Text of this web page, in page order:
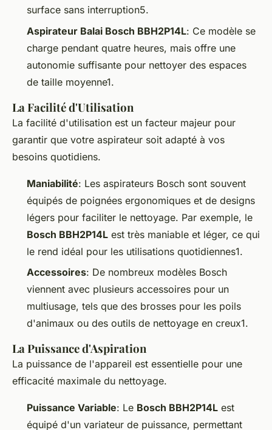
surface sans interruption5.
Aspirateur Balai Bosch BBH2P14L: Ce modèle se
charge pendant quatre heures, mais offre une
autonomie suffisante pour nettoyer des espaces
de taille moyenne1.
La Facilité d'Utilisation
La facilité d'utilisation est un facteur majeur pour
garantir que votre aspirateur soit adapté à vos
besoins quotidiens.
Maniabilité: Les aspirateurs Bosch sont souvent
équipés de poignées ergonomiques et de designs
légers pour faciliter le nettoyage. Par exemple, le
Bosch BBH2P14L est très maniable et léger, ce qui
le rend idéal pour les utilisations quotidiennes1.
Accessoires: De nombreux modèles Bosch
viennent avec plusieurs accessoires pour un
multiusage, tels que des brosses pour les poils
d'animaux ou des outils de nettoyage en creux1.
La Puissance d'Aspiration
La puissance de l'appareil est essentielle pour une
efficacité maximale du nettoyage.
Puissance Variable: Le Bosch BBH2P14L est
équipé d'un variateur de puissance, permettant